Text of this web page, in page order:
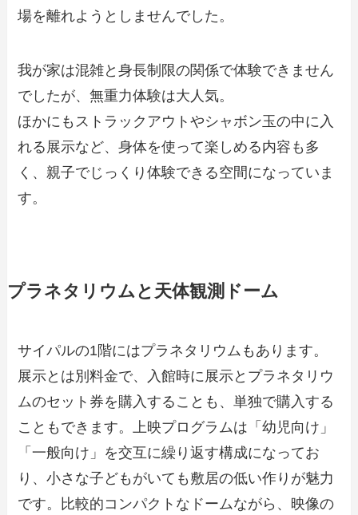
場を離れようとしませんでした。
我が家は混雑と身長制限の関係で体験できません
でしたが、無重力体験は大人気。
ほかにもストラックアウトやシャボン玉の中に入
れる展示など、身体を使って楽しめる内容も多
く、親子でじっくり体験できる空間になっていま
す。
プラネタリウムと天体観測ドーム
サイパルの1階にはプラネタリウムもあります。
展示とは別料金で、入館時に展示とプラネタリウ
ムのセット券を購入することも、単独で購入する
こともできます。上映プログラムは「幼児向け」
「一般向け」を交互に繰り返す構成になってお
り、小さな子どもがいても敷居の低い作りが魅力
です。比較的コンパクトなドームながら、映像の